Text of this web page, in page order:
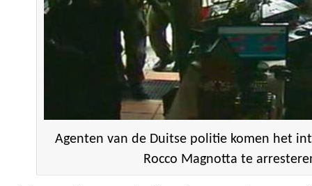
Agenten van de Duitse politie komen het
Rocco Magnotta te